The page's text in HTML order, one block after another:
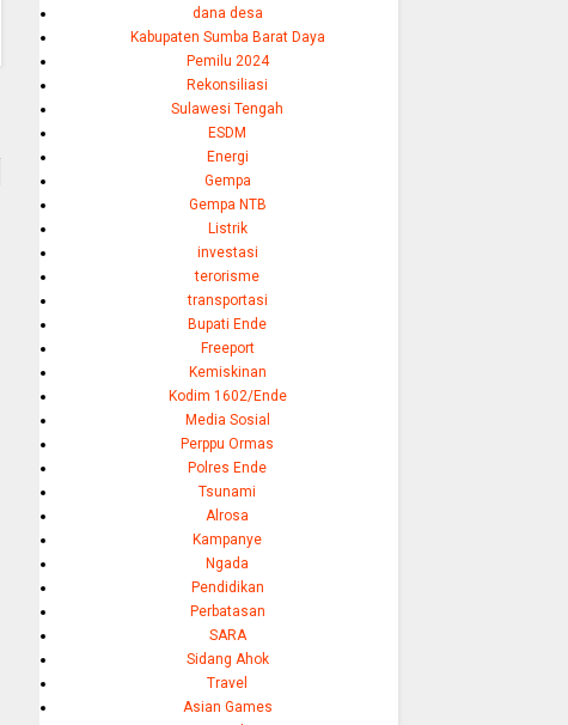
dana desa
Kabupaten Sumba Barat Daya
Pemilu 2024
Rekonsiliasi
Sulawesi Tengah
ESDM
Energi
Gempa
Gempa NTB
Listrik
investasi
terorisme
transportasi
Bupati Ende
Freeport
Kemiskinan
Kodim 1602/Ende
Media Sosial
Perppu Ormas
Polres Ende
Tsunami
Alrosa
Kampanye
Ngada
Pendidikan
Perbatasan
SARA
Sidang Ahok
Travel
Asian Games